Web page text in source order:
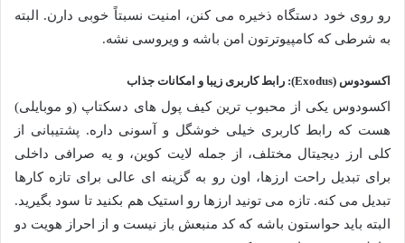
رو روی خود دستگاه ذخیره می کنن، امنیت نسبتاً خوبی دارن. البته
به شرطی که کامپیوترتون امن باشه و ویروسی نشه.
اکسودوس (Exodus): رابط کاربری زیبا و امکانات جذاب
اکسودوس یکی از محبوب ترین کیف پول های دسکتاپ (و موبایلی)
هست که رابط کاربری خیلی خوشگل و آسونی داره. پشتیبانی از
کلی ارز دیجیتال مختلف، از جمله لایت کوین، و یه صرافی داخلی
برای تبدیل راحت ارزها، اون رو به گزینه ای عالی برای تازه کارها
تبدیل می کنه. تازه می تونید ارزها رو استیک هم بکنید تا سود بگیرید.
البته باید حواستون باشه که کد منبعش باز نیست و از احراز هویت دو